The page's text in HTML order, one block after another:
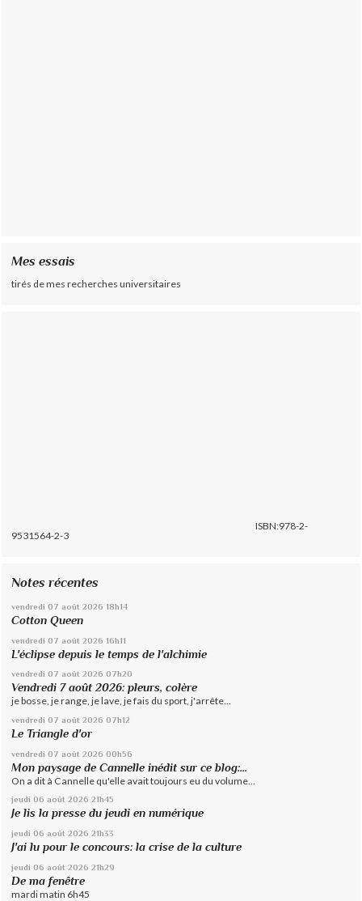
Mes essais
tirés de mes recherches universitaires
ISBN:978-2-
9531564-2-3
Notes récentes
vendredi 07 août 2026 18h14
Cotton Queen
vendredi 07 août 2026 16h11
L'éclipse depuis le temps de l'alchimie
vendredi 07 août 2026 07h20
Vendredi 7 août 2026: pleurs, colère
je bosse, je range, je lave, je fais du sport, j'arrête...
vendredi 07 août 2026 07h12
Le Triangle d'or
vendredi 07 août 2026 00h56
Mon paysage de Cannelle inédit sur ce blog:...
On a dit à Cannelle qu'elle avait toujours eu du volume...
jeudi 06 août 2026 21h45
Je lis la presse du jeudi en numérique
jeudi 06 août 2026 21h33
J'ai lu pour le concours: la crise de la culture
jeudi 06 août 2026 21h29
De ma fenêtre
mardi matin 6h45